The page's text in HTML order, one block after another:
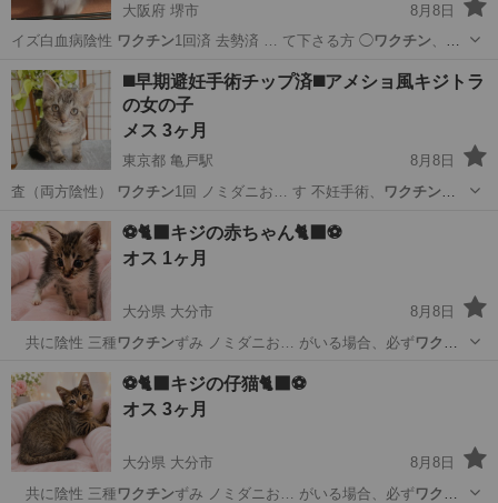
大阪府 堺市
8月8日
イズ白血病陰性 ワクチン 1回済 去勢済 … て下さる方 ◯ワクチン 、不
大阪 堺市 猫 ワクチン
◼️早期避妊手術チップ済◼️アメショ風キジトラ
の女の子
メス 3ヶ月
東京都 亀戸駅
8月8日
査（両方陰性）
ワクチン 1回 ノミダニお… す 不妊手術、 ワクチン
東京 江東区 亀戸駅 猫 ワクチン
⚽️🐈‍⬛キジの赤ちゃん🐈‍⬛⚽️
オス 1ヶ月
大分県 大分市
8月8日
共に陰性 三種 ワクチンずみ ノミダニお… がいる場合、必ずワクチ
大分 大分市 猫 ワクチン
⚽️🐈‍⬛キジの仔猫🐈‍⬛⚽️
オス 3ヶ月
大分県 大分市
8月8日
共に陰性 三種 ワクチンずみ ノミダニお… がいる場合、必ずワクチ